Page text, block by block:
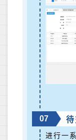
07
进行一